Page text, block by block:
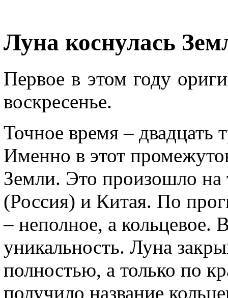
Луна коснулась
Первое в этом году
воскресенье.
Точное время – двадцать
Именно в этот
Земли. Это произошло на
(Россия) и Китая. По
– неполное, а кольцевое.
уникальность. Луна
полностью, а только по
получило название